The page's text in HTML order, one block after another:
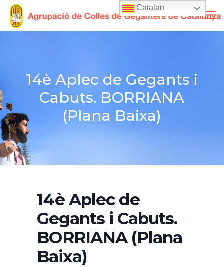
14è Aplec de Gegants i
Cabuts. BORRIANA
(Plana Baixa)
14è Aplec de
Gegants i Cabuts.
BORRIANA (Plana
Baixa)
Catalan